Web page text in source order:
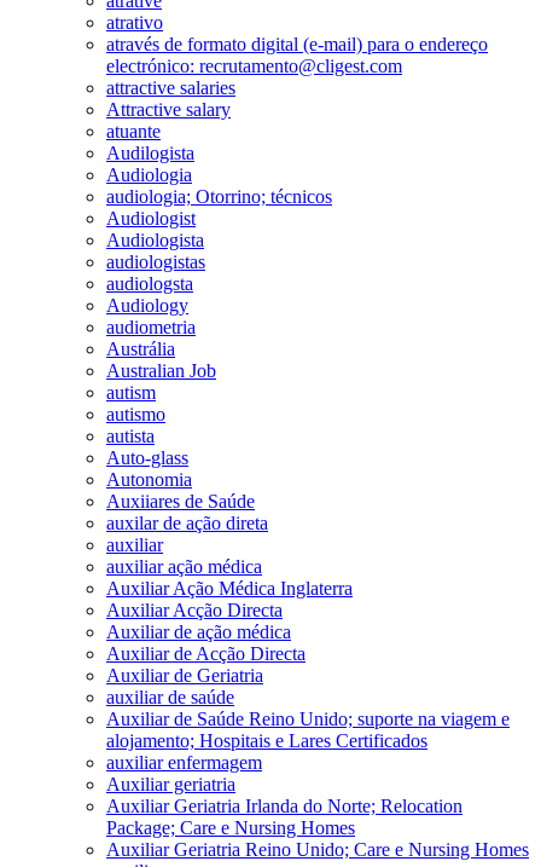
atrativo
através de formato digital (e-mail) para o endereço
electrónico: recrutamento@cligest.com
attractive salaries
Attractive salary
atuante
Audilogista
Audiologia
audiologia; Otorrino; técnicos
Audiologist
Audiologista
audiologistas
audiologsta
Audiology
audiometria
Austrália
Australian Job
autism
autismo
autista
Auto-glass
Autonomia
Auxiiares de Saúde
auxilar de ação direta
auxiliar
auxiliar ação médica
Auxiliar Ação Médica Inglaterra
Auxiliar Acção Directa
Auxiliar de ação médica
Auxiliar de Acção Directa
Auxiliar de Geriatria
auxiliar de saúde
Auxiliar de Saúde Reino Unido; suporte na viagem e
alojamento; Hospitais e Lares Certificados
auxiliar enfermagem
Auxiliar geriatria
Auxiliar Geriatria Irlanda do Norte; Relocation
Package; Care e Nursing Homes
Auxiliar Geriatria Reino Unido; Care e Nursing Homes